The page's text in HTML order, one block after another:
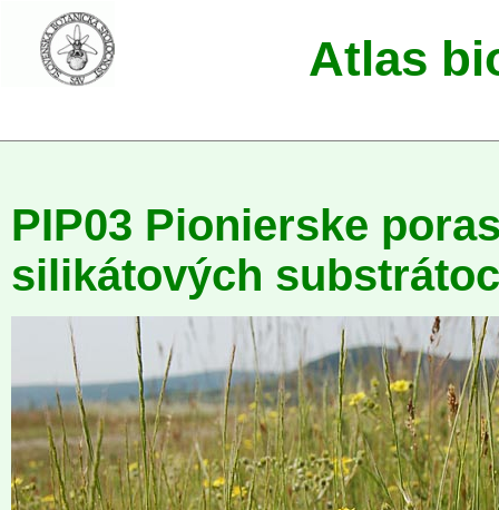
Atlas
PIP03 Pionierske
silikátových